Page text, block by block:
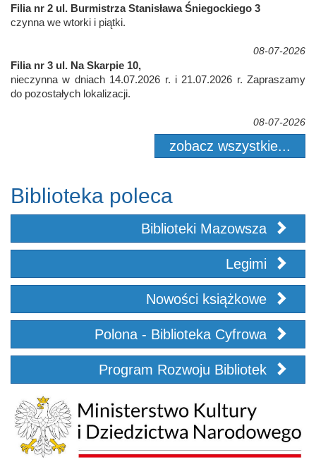
Filia nr 2 ul. Burmistrza Stanisława Śniegockiego 3
czynna we wtorki i piątki.
08-07-2026
Filia nr 3 ul. Na Skarpie 10,
nieczynna w dniach 14.07.2026 r. i 21.07.2026 r. Zapraszamy
do pozostałych lokalizacji.
08-07-2026
zobacz wszystkie...
Biblioteka poleca
Biblioteki Mazowsza
Legimi
Nowości książkowe
Polona - Biblioteka Cyfrowa
Program Rozwoju Bibliotek